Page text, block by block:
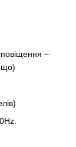
–